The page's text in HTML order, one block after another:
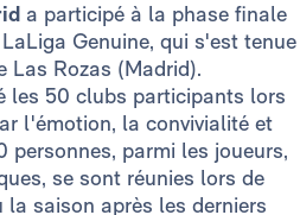
a participé à la phase finale
Genuine, qui s'est tenue
Las Rozas (Madrid).
les 50 clubs participants lors
l'émotion, la convivialité et
personnes, parmi les joueurs,
se sont réunies lors de
saison après les derniers